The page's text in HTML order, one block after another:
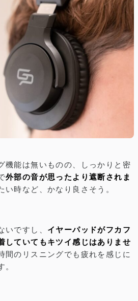
機能は無いものの、しっかりと密
外部の音が思ったより遮断されま
い時など、かなり良さそう。
いですし、 イヤーパッドがフカフ
していてもキツイ感じはありませ
間のリスニングでも疲れを感じに
。